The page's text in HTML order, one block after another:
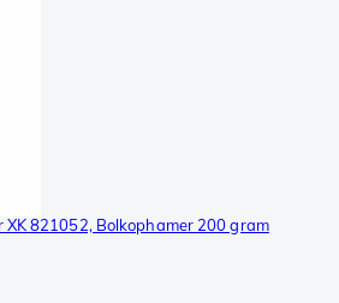
XK 821052, Bolkophamer 200 gram